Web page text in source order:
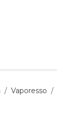
Vaporesso